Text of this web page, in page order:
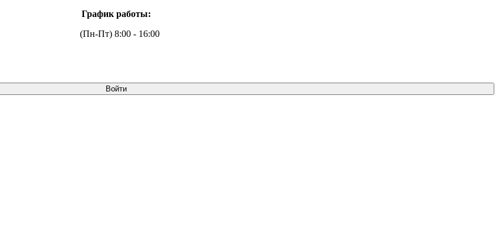
График работы:
(Пн-Пт) 8:00 - 16:00
Войти